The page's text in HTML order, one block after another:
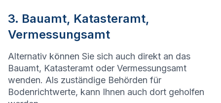
3. Bauamt, Katasteramt,
Vermessungsamt
Alternativ können Sie sich auch direkt an das
Bauamt, Katasteramt oder Vermessungsamt
wenden. Als zuständige Behörden für
Bodenrichtwerte, kann Ihnen auch dort geholfen